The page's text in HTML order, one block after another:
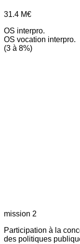
31.4 M€
OS interpro.
OS vocation interpro.
(3 à 8%)
mission 2
Participation à la
des politiques